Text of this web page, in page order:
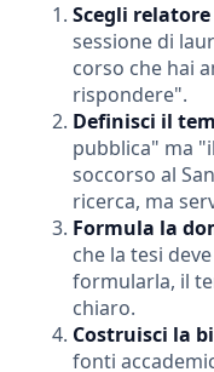
Scegli relatore
sessione di
corso che hai
rispondere".
Definisci il
pubblica" ma
soccorso al
ricerca, ma
Formula la
che la tesi
formularla, il
chiaro.
Costruisci la
fonti